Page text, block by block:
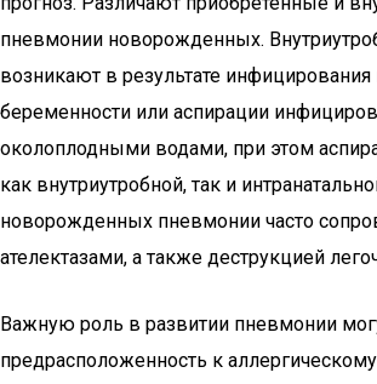
пневмонии новорожденных.
возникают в результате
беременности или аспирации
околоплодными водами, при этом
как внутриутробной, так и
новорожденных пневмонии часто
ателектазами, а также деструкцией
Важную роль в развитии пневмонии
предрасположенность к